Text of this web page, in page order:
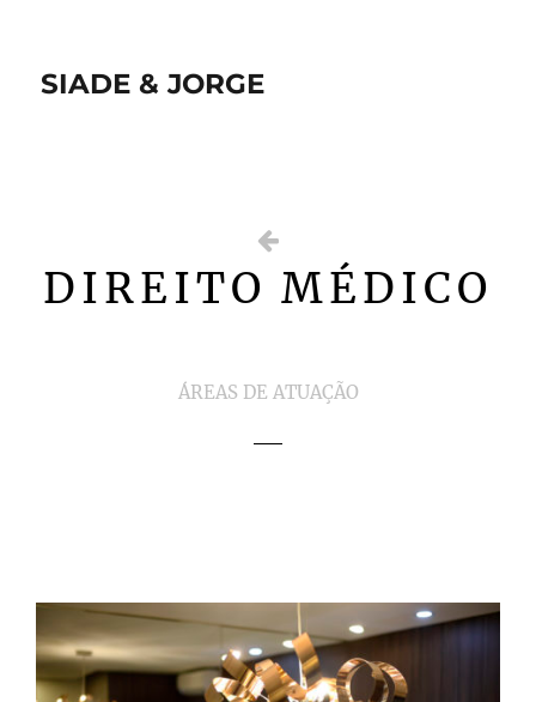
SIADE & JORGE
DIREITO MÉDICO
ÁREAS DE ATUAÇÃO